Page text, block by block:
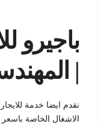
باجيرو
|
نقدم ايضا خدمة
الاشغال الخاصة